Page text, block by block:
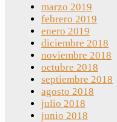
marzo 2019
febrero 2019
enero 2019
diciembre 2018
noviembre 2018
octubre 2018
septiembre 2018
agosto 2018
julio 2018
junio 2018